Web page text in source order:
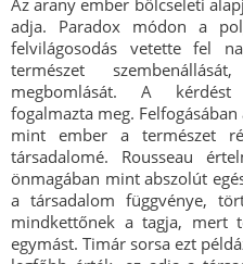
Az arany ember bölcseleti
adja. Paradox módon a
felvilágosodás vetette fel
természet
megbomlását. A kérdést
fogalmazta meg.
mint ember a természet
társadalomé. Rousseau
önmagában mint abszolút
a társadalom függvénye,
mindkettőnek a tagja, mert
egymást. Timár sorsa ezt